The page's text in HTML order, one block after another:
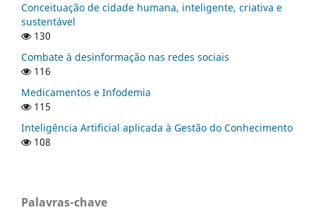
Conceituação de cidade humana, inteligente, criativa e
sustentável
130
Combate à desinformação nas redes sociais
116
Medicamentos e Infodemia
115
Inteligência Artificial aplicada à Gestão do Conhecimento
108
Palavras-chave